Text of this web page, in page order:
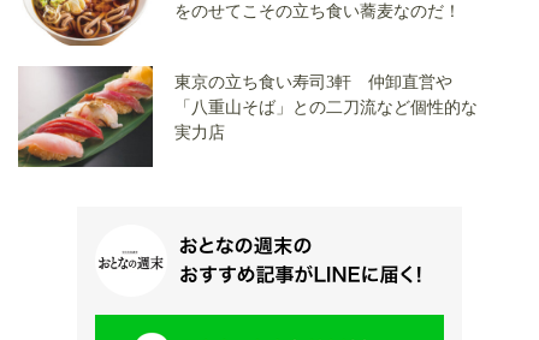
をのせてこその立ち食い蕎麦なのだ！
東京の立ち食い寿司3軒 仲卸直営や
「八重山そば」との二刀流など個性的な
実力店